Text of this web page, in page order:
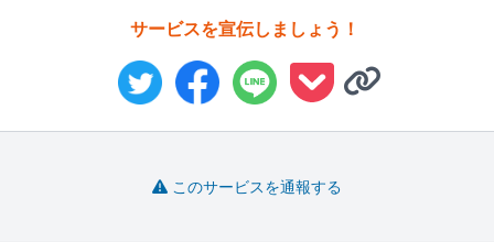
サービスを宣伝しましょう！
このサービスを通報する